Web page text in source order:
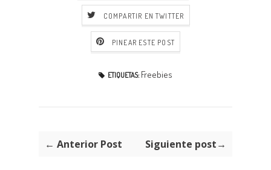
COMPARTIR EN TWITTER
PINEAR ESTE POST
ETIQUETAS: Freebies
← Anterior Post Siguiente post→